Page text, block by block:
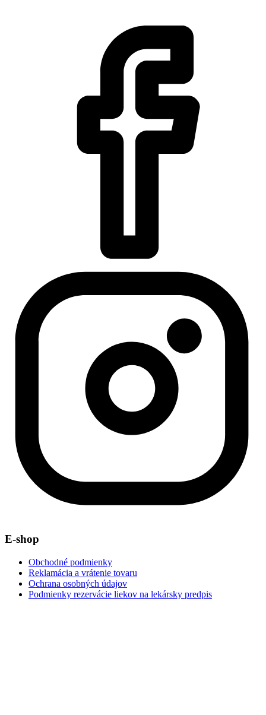
E-shop
Obchodné podmienky
Reklamácia a vrátenie tovaru
Ochrana osobných údajov
Podmienky rezervácie liekov na lekársky predpis